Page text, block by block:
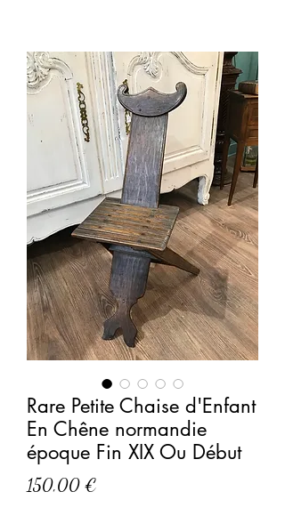
Rare Petite Chaise d'Enfant
En Chêne normandie
époque Fin XIX Ou Début
150,00 €